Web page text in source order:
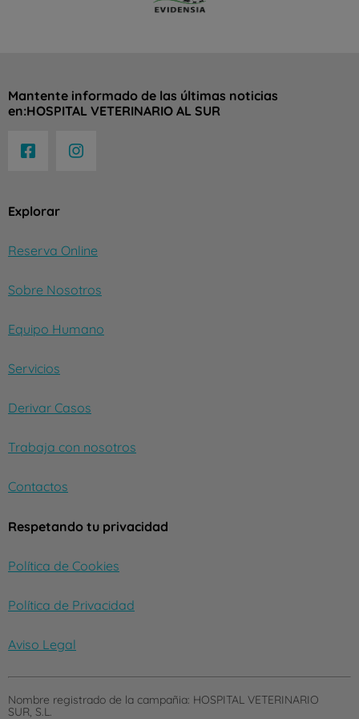
Explorar
Reserva Online
Sobre Nosotros
Equipo Humano
Servicios
Derivar Casos
Trabaja con nosotros
Contactos
Respetando tu privacidad
Política de Cookies
Política de Privacidad
Aviso Legal
Mantente informado de las últimas noticias
en:HOSPITAL VETERINARIO AL SUR
Nombre registrado de la campañia: HOSPITAL VETERINARIO
SUR, S.L.